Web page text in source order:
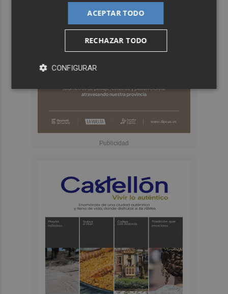
ACEPTAR TODO
RECHAZAR TODO
CONFIGURAR